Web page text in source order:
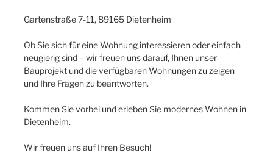
Gartenstraße 7-11, 89165 Dietenheim
Ob Sie sich für eine Wohnung interessieren oder einfach
neugierig sind – wir freuen uns darauf, Ihnen unser
Bauprojekt und die verfügbaren Wohnungen zu zeigen
und Ihre Fragen zu beantworten.
Kommen Sie vorbei und erleben Sie modernes Wohnen in
Dietenheim.
Wir freuen uns auf Ihren Besuch!